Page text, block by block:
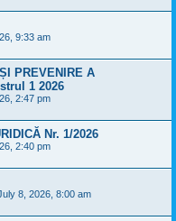
9:33 am
PREVENIRE A
1 2026
2:47 pm
Nr. 1/2026
2:40 pm
8, 2026, 8:00 am